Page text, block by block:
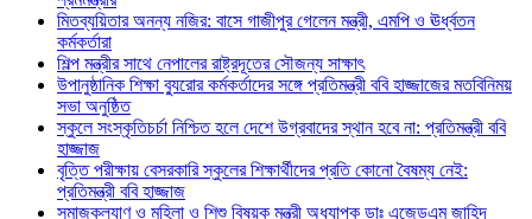
মিতব্যয়িতার অনন্য নজির: বাসে গাজীপুর গেলেন মন্ত্রী, এমপি ও ঊর্ধ্বতন
কর্মকর্তারা
শিল্প মন্ত্রীর সাথে নেপালের রাষ্ট্রদূতের সৌজন্য সাক্ষাৎ
উপানুষ্ঠানিক শিক্ষা ব্যুরোর কর্মকর্তাদের সঙ্গে প্রতিমন্ত্রী ববি হাজ্জাজের মতবিনিময়
সভা অনুষ্ঠিত
স্কুলে সংস্কৃতিচর্চা নিশ্চিত হলে দেশে উগ্রবাদের স্থান হবে না: প্রতিমন্ত্রী ববি
হাজ্জাজ
বৃত্তি পরীক্ষায় বেসরকারি স্কুলের শিক্ষার্থীদের প্রতি কোনো বৈষম্য নেই:
প্রতিমন্ত্রী ববি হাজ্জাজ
সমাজকল্যাণ ও মহিলা ও শিশু বিষয়ক মন্ত্রী অধ্যাপক ডাঃ এজেডএম জাহিদ